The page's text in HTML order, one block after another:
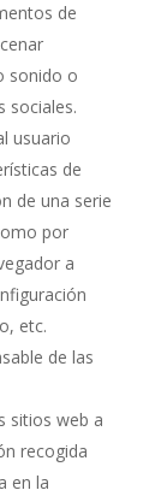
de
sonido o
sociales.
usuario
de
de una serie
por
a
etc.
de las
sitios web a
recogida
en la